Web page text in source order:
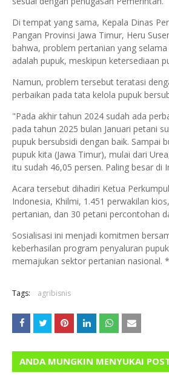
Di tempat yang sama, Kepala Dinas
Pangan Provinsi Jawa Timur, Heru
bahwa, problem pertanian yang
adalah pupuk, meskipun ketersediaan
Namun, problem tersebut teratasi
perbaikan pada tata kelola pupuk
"Pada akhir tahun 2024 sudah ada
pada tahun 2025 bulan Januari petani
pupuk bersubsidi dengan baik. Sampai
pupuk kita (Jawa Timur), mulai dari
itu sudah 46,05 persen. Paling besar di
Acara tersebut dihadiri Ketua
Indonesia, Khilmi, 1.451 perwakilan
pertanian, dan 30 petani percontohan
Sosialisasi ini menjadi komitmen
keberhasilan program penyaluran
memajukan sektor pertanian nasional.
Tags: agribisnis
ANDA MUNGKIN MENYUKAI